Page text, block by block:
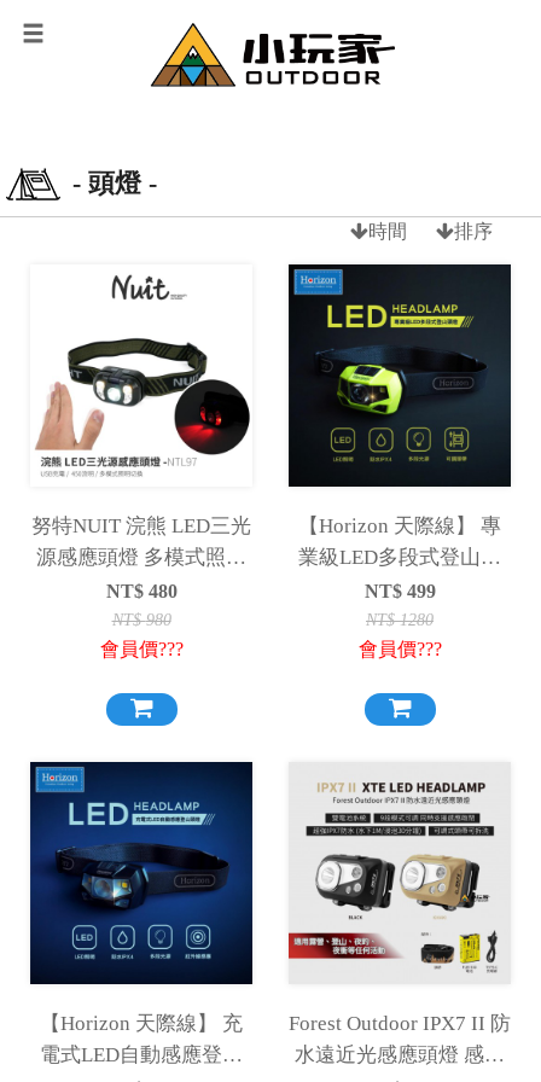
- 頭燈 -
時間 排序
努特NUIT 浣熊 LED三光
源感應頭燈 多模式照明
USB充電 充電頭燈 LED
頭燈 NTL97
NT$ 480
NT$980
會員價???
【Horizon 天際線】 專
業級LED多段式登山頭
燈(乾電池款) (IPX4防水)
頭燈 露營頭燈
NT$ 499
NT$1280
會員價???
【Horizon 天際線】 充
電式LED自動感應登山
Forest Outdoor IPX7 II 防
水遠近光感應頭燈 感應